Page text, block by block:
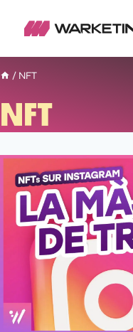
/ NFT
NFT